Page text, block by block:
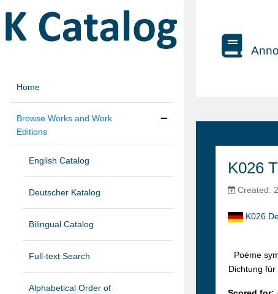
Home
Browse Works and Work
Editions
English Catalog
Deutscher Katalog
Bilingual Catalog
Full-text Search
Alphabetical Order of
K026
Created:
K026
Poème
Dichtung